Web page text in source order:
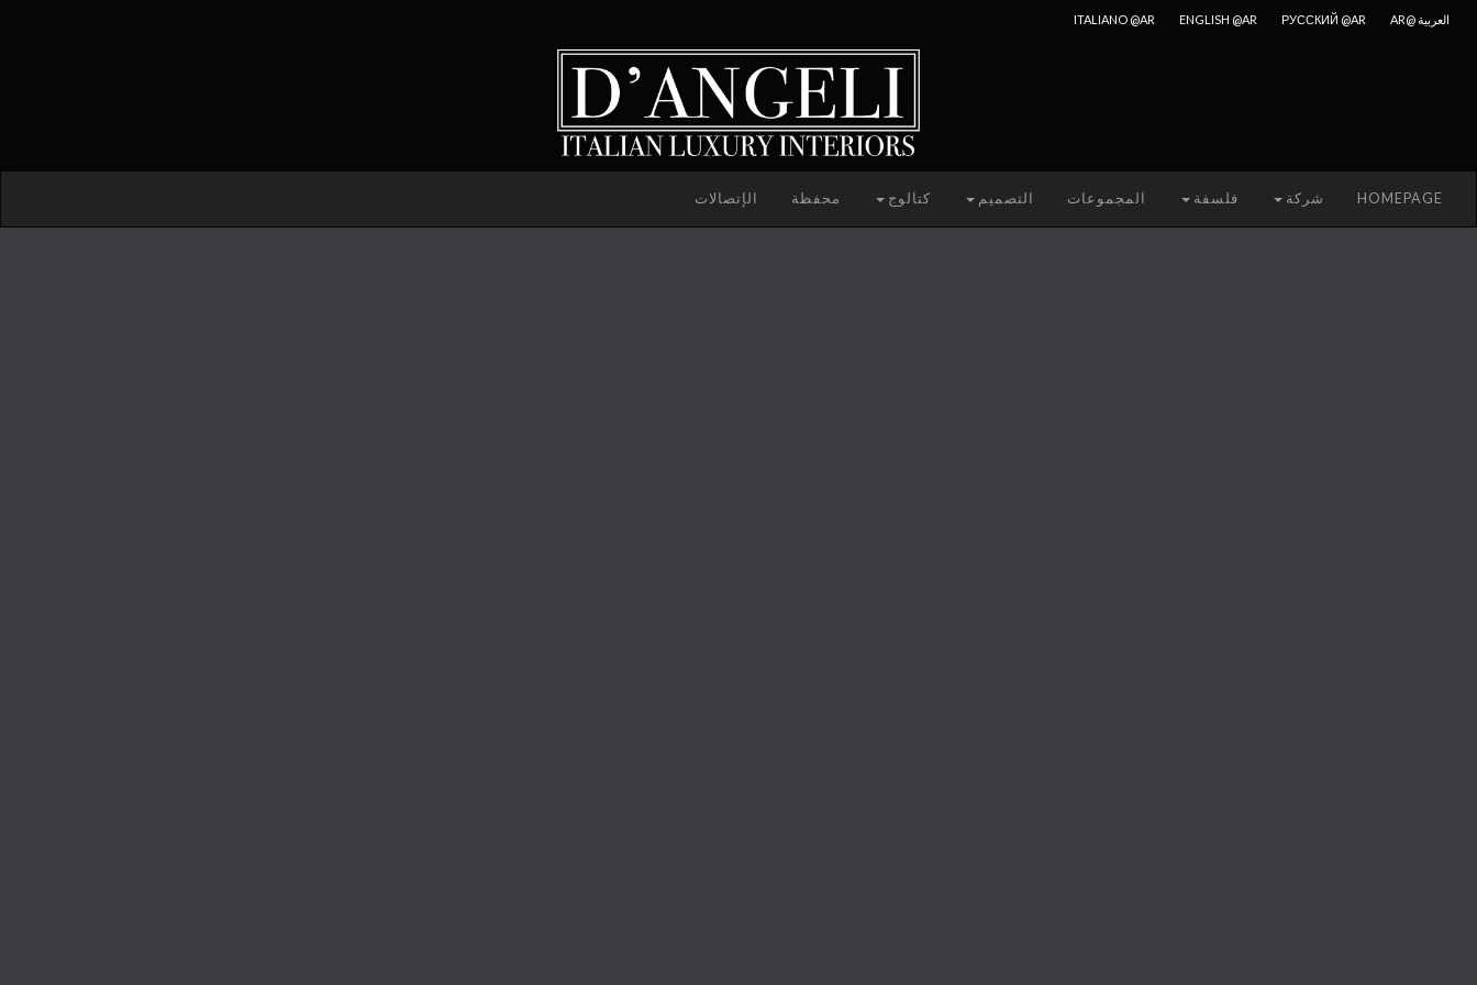
ITALIANO @AR ENGLISH @AR РУССКИЙ @AR العربية @AR
HOMEPAGE شركة فلسفة المجموعات التصميم كتالوج محفظة الإتصالات